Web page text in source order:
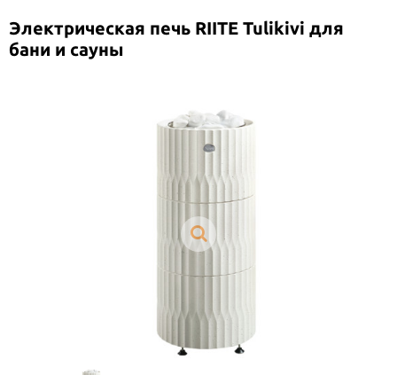
Электрическая печь RIITE Tulikivi для
бани и сауны